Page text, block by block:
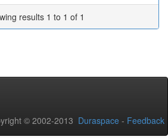
results 1 to 1 of 1
© 2002-2013 Duraspace - Feedback